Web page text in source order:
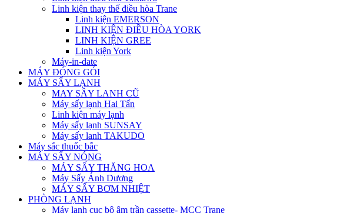
Linh kiện thay thế điều hòa Trane
Linh kiện EMERSON
LINH KIỆN ĐIỀU HÒA YORK
LINH KIỆN GREE
Linh kiện York
Máy-in-date
MÁY ĐÓNG GÓI
MÁY SẤY LẠNH
MAY SÂY LANH CŨ
Máy sấy lạnh Hai Tấn
Linh kiện máy lạnh
Máy sấy lạnh SUNSAY
Máy sấy lanh TAKUDO
Máy sắc thuốc bắc
MÁY SẤY NÓNG
MÁY SẤY THĂNG HOA
Máy Sấy Ánh Dương
MÁY SẤY BƠM NHIỆT
PHÒNG LẠNH
Máy lạnh cục bộ âm trần cassette- MCC Trane